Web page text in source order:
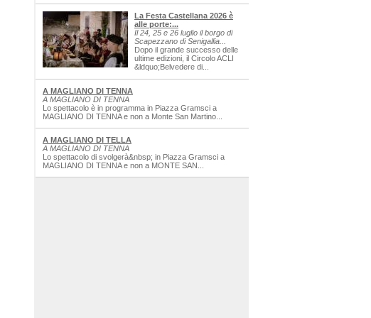
La Festa Castellana 2026 è
alle porte:...
Il 24, 25 e 26 luglio il borgo di
Scapezzano di Senigallia...
Dopo il grande successo delle
ultime edizioni, il Circolo ACLI
&ldquo;Belvedere di...
A MAGLIANO DI TENNA
A MAGLIANO DI TENNA
Lo spettacolo è in programma in Piazza Gramsci a
MAGLIANO DI TENNA e non a Monte San Martino...
A MAGLIANO DI TELLA
A MAGLIANO DI TENNA
Lo spettacolo di svolgerà&nbsp; in Piazza Gramsci a
MAGLIANO DI TENNA e non a MONTE SAN...